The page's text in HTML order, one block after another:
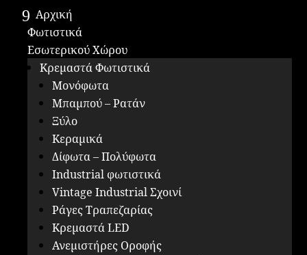
Αρχική
Φωτιστικά
Εσωτερικού Χώρου
Κρεμαστά Φωτιστικά
Μονόφωτα
Μπαμπού – Ρατάν
Ξύλο
Κεραμικά
Δίφωτα – Πολύφωτα
Industrial φωτιστικά
Vintage Industrial Σχοινί
Ράγες Τραπεζαρίας
Κρεμαστά LED
Ανεμιστήρες Οροφής